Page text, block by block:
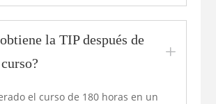
la TIP después de
L
el curso de 180 horas en un